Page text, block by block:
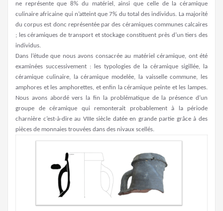
ne représente que 8% du matériel, ainsi que celle de la céramique
culinaire africaine qui n’atteint que 7% du total des individus. La majorité
du corpus est donc représentée par des céramiques communes calcaires
; les céramiques de transport et stockage constituent près d’un tiers des
individus.
Dans l’étude que nous avons consacrée au matériel céramique, ont été
examinées successivement : les typologies de la céramique sigillée, la
céramique culinaire, la céramique modelée, la vaisselle commune, les
amphores et les amphorettes, et enfin la céramique peinte et les lampes.
Nous avons abordé vers la fin la problématique de la présence d’un
groupe de céramique qui remonterait probablement à la période
charnière c’est-à-dire au VIIIe siècle datée en grande partie grâce à des
pièces de monnaies trouvées dans des nivaux scellés.